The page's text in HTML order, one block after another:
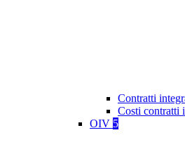
Contratti
Costi contratti
OIV 5